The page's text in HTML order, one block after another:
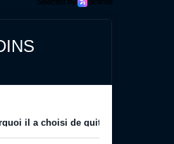
il a choisi de quitter Bordeaux